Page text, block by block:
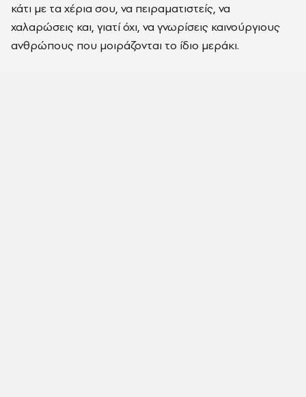
κάτι με τα χέρια σου, να πειραματιστείς, να
χαλαρώσεις και, γιατί όχι, να γνωρίσεις καινούργιους
ανθρώπους που μοιράζονται το ίδιο μεράκι.